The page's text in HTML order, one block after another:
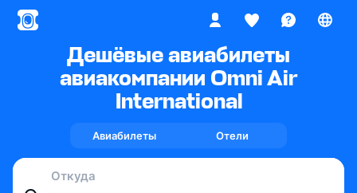
Дешёвые авиабилеты
авиакомпании Omni Air
International
Авиабилеты Отели